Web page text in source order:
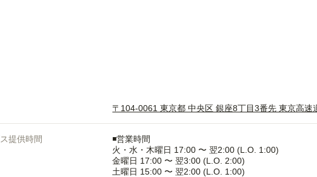
〒104-0061 東京都 中央区 銀座8丁目3番先 東京高速
提供時間
◾️営業時間
火・水・木曜日 17:00 〜 翌2:00 (L.O. 1:00)
金曜日 17:00 〜 翌3:00 (L.O. 2:00)
土曜日 15:00 〜 翌2:00 (L.O. 1:00)